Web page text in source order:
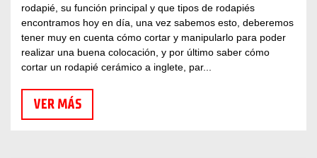
rodapié, su función principal y que tipos de rodapiés
encontramos hoy en día, una vez sabemos esto, deberemos
tener muy en cuenta cómo cortar y manipularlo para poder
realizar una buena colocación, y por último saber cómo
cortar un rodapié cerámico a inglete, par...
VER MÁS